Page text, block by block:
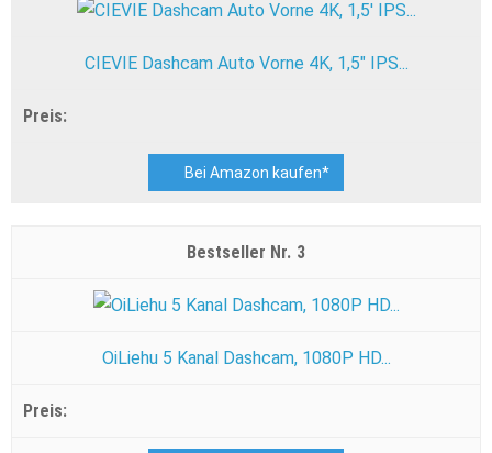
CIEVIE Dashcam Auto Vorne 4K, 1,5" IPS...
Bei Amazon kaufen*
3
OiLiehu 5 Kanal Dashcam, 1080P HD...